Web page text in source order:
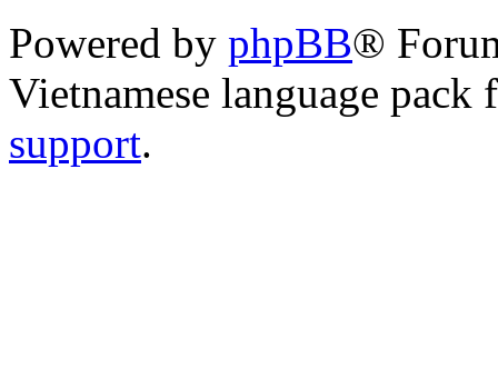
Powered by phpBB®
Vietnamese language
support.